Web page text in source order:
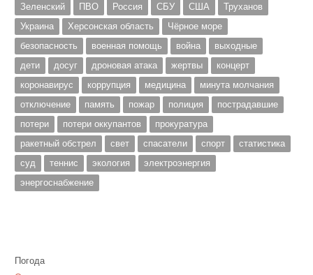
Зеленский
ПВО Россия СБУ США
Труханов
Украина
Херсонская область
Чёрное море
безопасность
военная помощь война
выходные
дети
досуг дроновая атака жертвы
концерт
коронавирус
коррупция медицина
минута молчания
отключение
память пожар полиция
пострадавшие
потери
потери оккупантов
прокуратура
ракетный обстрел
свет спасатели спорт
статистика
суд
теннис экология
электроэнергия
энергоснабжение
Погода